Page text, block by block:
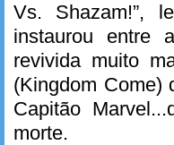
Vs. Shazam!”,
instaurou entre
revivida muito
(Kingdom Come)
Capitão
morte.